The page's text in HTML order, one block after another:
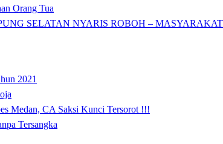
Orang Tua
SELATAN NYARIS ROBOH –
2021
Medan, CA Saksi Kunci Tersorot !!!
Tersangka